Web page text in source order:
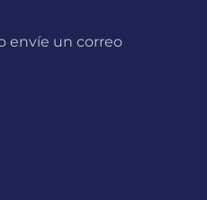
envíe un correo